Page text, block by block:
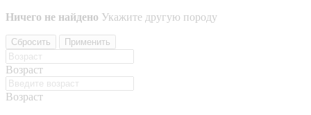
Ничего не найдено Укажите другую породу
Сбросить Применить
Возраст
Возраст